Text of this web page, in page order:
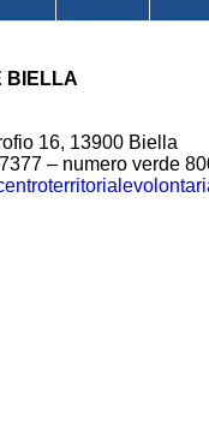
BIELLA
16, 13900 Biella
– numero verde